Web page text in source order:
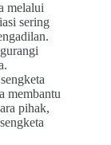
melalui
sering
membantu
pihak,